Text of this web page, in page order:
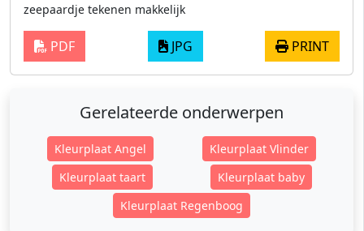
zeepaardje tekenen makkelijk
PDF JPG PRINT
Gerelateerde onderwerpen
Kleurplaat Angel
Kleurplaat Vlinder
Kleurplaat taart
Kleurplaat baby
Kleurplaat Regenboog